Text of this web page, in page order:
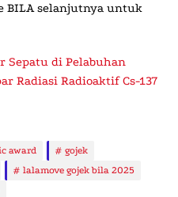
BILA selanjutnya untuk
Sepatu di Pelabuhan
Radiasi Radioaktif Cs-137
award
gojek
lalamove gojek bila 2025